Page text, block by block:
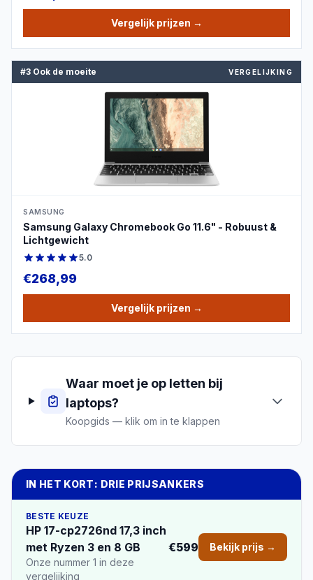
Vergelijk prijzen →
#3 Ook de moeite VERGELIJKING
PRODUCTBEELD
SAMSUNG
Samsung Galaxy Chromebook Go 11.6" - Robuust &
Lichtgewicht
5.0
€268,99
Vergelijk prijzen →
Waar moet je op letten bij
laptops?
Koopgids — klik om in te klappen
IN HET KORT: DRIE PRIJSANKERS
BESTE KEUZE
HP 17-cp2726nd 17,3 inch
met Ryzen 3 en 8 GB
Onze nummer 1 in deze
vergelijking
€599 Bekijk prijs →